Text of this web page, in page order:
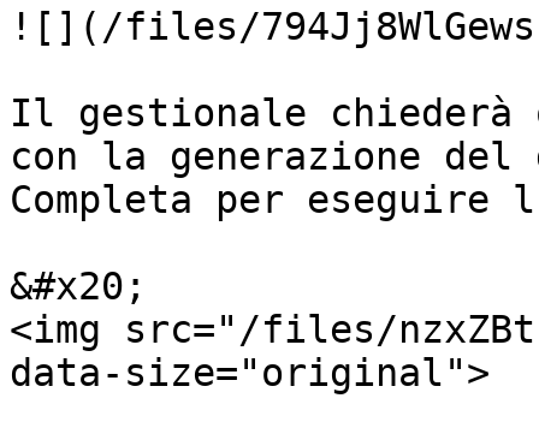
![](/files/
Il gestionale chiederà
con la generazione del
Completa per eseguire
&#x20;
<img src="/files/
data-size="original">